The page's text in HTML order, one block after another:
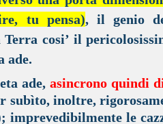
tu pensa), il genio
cosi’ il
ade.
ade,asincrono quindi
subìto, inoltre,
imprevedibilmente le